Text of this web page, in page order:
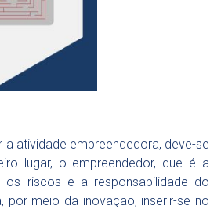
a atividade empreendedora, deve-se
lugar, o empreendedor, que é a
os riscos e a responsabilidade do
por meio da inovação, inserir-se no